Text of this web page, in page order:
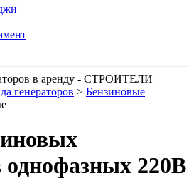
генераторов > Бензиновые
однофазных 220В